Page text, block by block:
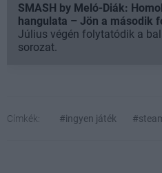
SMASH by Meló-Diák:
hangulata – Jön a második
Július végén folytatódik a
sorozat.
Címkék: #ingyen játék